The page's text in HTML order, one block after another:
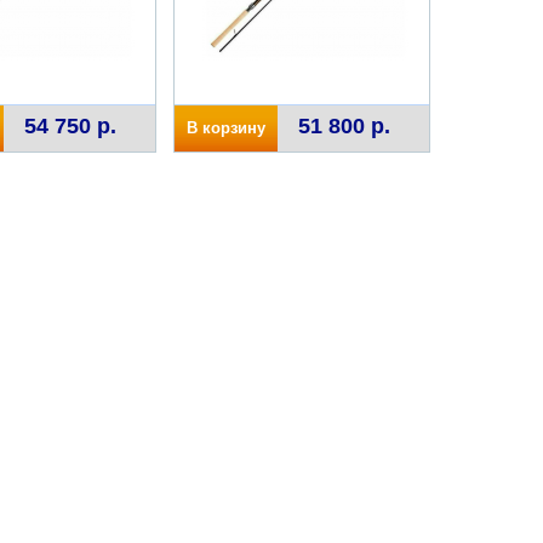
54 750 р. В корзину 51 800 р.